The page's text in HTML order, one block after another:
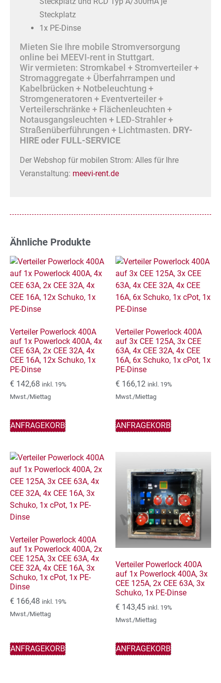
Steckplatz
1x PE-Dinse
Mieten Sie Ihre mobile Stromversorgung
online bei MEEVI-rent in Stuttgart.
Wir vermieten: Stromkabel + Stromverteiler +
Stromaggregate + Überfahrrampen und
Kabelbrücken + Notbeleuchtung +
Stromgeneratoren + Eventverteiler +
Verteilerschränke + Flächenleuchten +
Notausgangsleuchten + LED-Strahler +
Straßenüberführungen + Lichtmasten. DRY-
HIRE oder FULL-SERVICE
Der Webshop für mobilen Strom: Alles für Ihre
Veranstaltung: meevi-rent.de
Ähnliche Produkte
Verteiler Powerlock 400A
auf 1x Powerlock 400A, 4x
CEE 63A, 2x CEE 32A, 4x
CEE 16A, 12x Schuko, 1x
PE-Dinse
€ 142,68 inkl. 19%
Mwst./Miettag
ANFRAGEKORB
Verteiler Powerlock 400A
auf 3x CEE 125A, 3x CEE
63A, 4x CEE 32A, 4x CEE
16A, 6x Schuko, 1x cPot, 1x
PE-Dinse
€ 166,12 inkl. 19%
Mwst./Miettag
ANFRAGEKORB
Verteiler Powerlock 400A
auf 1x Powerlock 400A, 2x
CEE 125A, 3x CEE 63A, 4x
CEE 32A, 4x CEE 16A, 3x
Schuko, 1x cPot, 1x PE-
Dinse
€ 166,48 inkl. 19%
Mwst./Miettag
ANFRAGEKORB
Verteiler Powerlock 400A
auf 1x Powerlock 400A, 3x
CEE 125A, 2x CEE 63A, 3x
Schuko, 1x PE-Dinse
€ 143,45 inkl. 19%
Mwst./Miettag
ANFRAGEKORB